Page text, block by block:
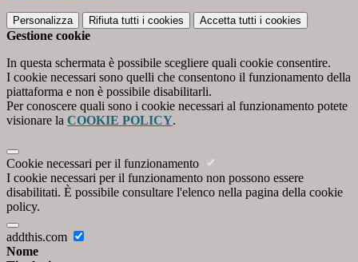
Personalizza Rifiuta tutti i cookies Accetta tutti i cookies
Gestione cookie
In questa schermata è possibile scegliere quali cookie consentire.
I cookie necessari sono quelli che consentono il funzionamento della
piattaforma e non è possibile disabilitarli.
Per conoscere quali sono i cookie necessari al funzionamento potete
visionare la COOKIE POLICY.
Cookie necessari per il funzionamento
I cookie necessari per il funzionamento non possono essere
disabilitati. È possibile consultare l'elenco nella pagina della cookie
policy.
addthis.com
Nome